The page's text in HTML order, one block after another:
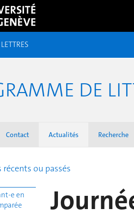
DE
Contact Actualités Recherche
récents ou passés
e en